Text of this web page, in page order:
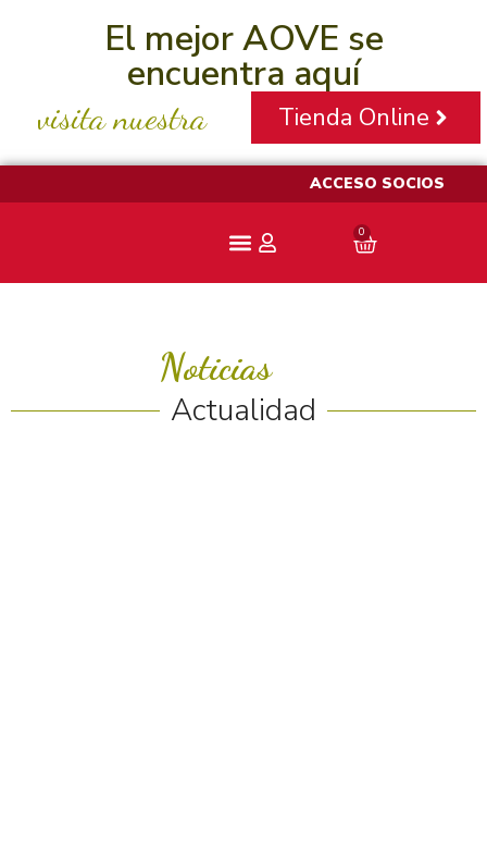
El mejor AOVE se
encuentra aquí
visita nuestra Tienda Online
ACCESO SOCIOS
0
Noticias
Actualidad